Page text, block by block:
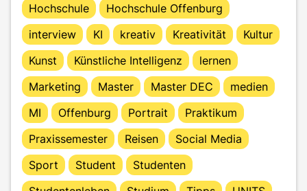
Hochschule
Hochschule Offenburg
interview
KI kreativ Kreativität
Kultur
Kunst
Künstliche Intelligenz
lernen
Marketing
Master Master DEC
medien
MI
Offenburg Portrait
Praktikum
Praxissemester
Reisen
Social Media
Sport
Student
Studenten